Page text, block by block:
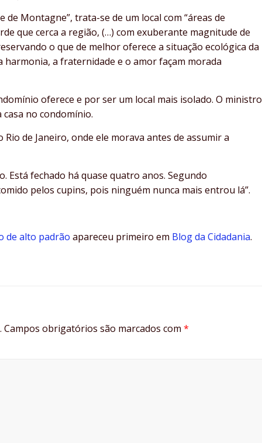
Montagne”, trata-se de um local com “áreas de
que cerca a região, (…) com exuberante magnitude de
o que de melhor oferece a situação ecológica da
harmonia, a fraternidade e o amor façam morada
oferece e por ser um local mais isolado. O ministro
no condomínio.
de Janeiro, onde ele morava antes de assumir a
Está fechado há quase quatro anos. Segundo
pelos cupins, pois ninguém nunca mais entrou lá”.
de alto padrão apareceu primeiro em Blog da Cidadania.
Campos obrigatórios são marcados com *